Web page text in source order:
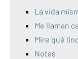
La vida
Me llaman
Mire qué
Notas